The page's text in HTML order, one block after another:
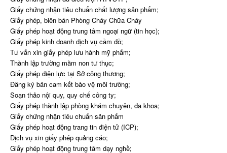
Giấy chứng nhận tiêu chuẩn chất lượng sản phẩm;
Giấy phép, biên bản Phòng Cháy Chữa Cháy
Giấy phép hoạt động trung tâm ngoại ngữ (tin học);
Giấy phép kinh doanh dịch vụ cầm đồ;
Tư vấn xin giấy phép lưu hành mỹ phẩm;
Thành lập trường mầm non tư thục;
Giấy phép điện lực tại Sở công thương;
Đăng ký bản cam kết bảo vệ môi trường;
Soạn thảo nội quy, quy chế công ty;
Giấy phép thành lập phòng khám chuyên, đa khoa;
Giấy chứng nhận tiêu chuẩn sản phẩm
Giấy phép hoạt động trang tin điện tử (ICP);
Dịch vụ xin giấy phép quảng cáo;
Giấy phép hoạt động trung tâm dạy nghề;